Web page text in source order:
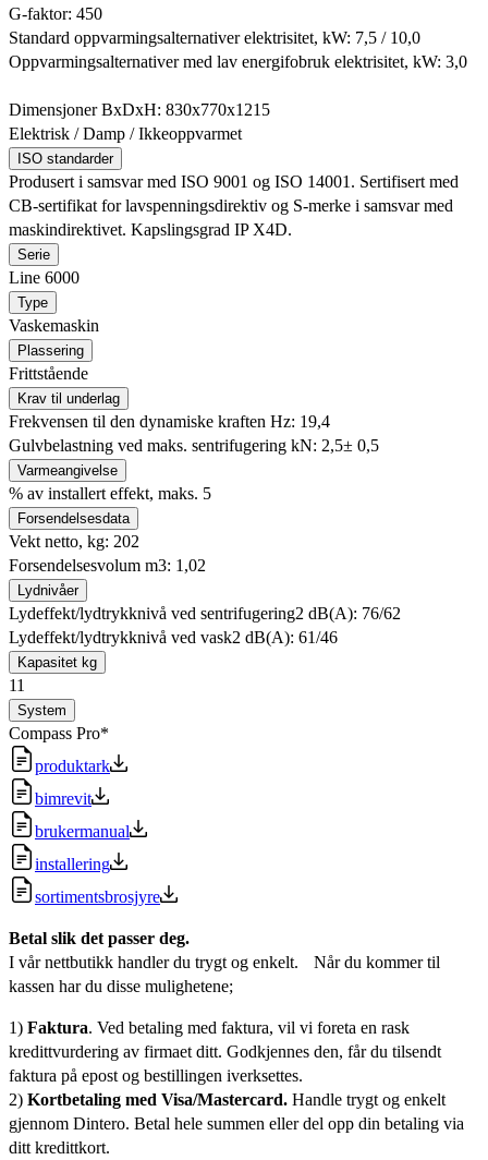
G-faktor: 450
Standard oppvarmingsalternativer elektrisitet, kW: 7,5 / 10,0
Oppvarmingsalternativer med lav energifobruk elektrisitet, kW: 3,0
Dimensjoner BxDxH: 830x770x1215
Elektrisk / Damp / Ikkeoppvarmet
ISO standarder
Produsert i samsvar med ISO 9001 og ISO 14001. Sertifisert med
CB-sertifikat for lavspenningsdirektiv og S-merke i samsvar med
maskindirektivet. Kapslingsgrad IP X4D.
Serie
Line 6000
Type
Vaskemaskin
Plassering
Frittstående
Krav til underlag
Frekvensen til den dynamiske kraften Hz: 19,4
Gulvbelastning ved maks. sentrifugering kN: 2,5± 0,5
Varmeangivelse
% av installert effekt, maks. 5
Forsendelsesdata
Vekt netto, kg: 202
Forsendelsesvolum m3: 1,02
Lydnivåer
Lydeffekt/lydtrykknivå ved sentrifugering2 dB(A): 76/62
Lydeffekt/lydtrykknivå ved vask2 dB(A): 61/46
Kapasitet kg
11
System
Compass Pro*
produktark
bimrevit
brukermanual
installering
sortimentsbrosjyre
Betal slik det passer deg.
I vår nettbutikk handler du trygt og enkelt. Når du kommer til
kassen har du disse mulighetene;
1) Faktura. Ved betaling med faktura, vil vi foreta en rask
kredittvurdering av firmaet ditt. Godkjennes den, får du tilsendt
faktura på epost og bestillingen iverksettes.
2) Kortbetaling med Visa/Mastercard. Handle trygt og enkelt
gjennom Dintero. Betal hele summen eller del opp din betaling via
ditt kredittkort.